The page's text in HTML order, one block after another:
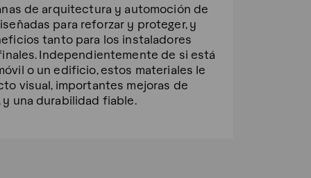
de arquitectura y automoción de
para reforzar y proteger, y
tanto para los instaladores
Independientemente de si está
o un edificio, estos materiales le
visual, importantes mejoras de
una durabilidad fiable.